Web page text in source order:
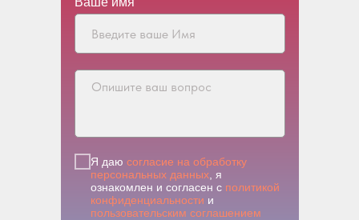
Я даю согласие на обработку
персональных данных , я
ознакомлен и согласен с политикой
конфиденциальности и
пользовательским соглашением